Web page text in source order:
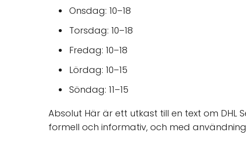
Onsdag: 10–18
Torsdag: 10–18
Fredag: 10–18
Lördag: 10–15
Söndag: 11–15
Absolut Här är ett utkast till en text om DHL
formell och informativ, och med